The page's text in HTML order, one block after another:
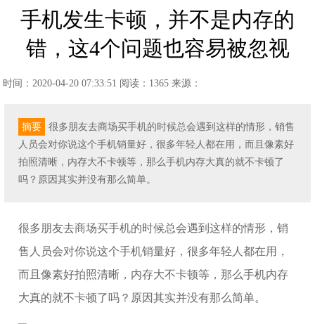
手机发生卡顿，并不是内存的
错，这4个问题也容易被忽视
时间：2020-04-20 07:33:51 阅读：1365 来源：
摘要
很多朋友去商场买手机的时候总会遇到这样的情形，销售
人员会对你说这个手机销量好，很多年轻人都在用，而且像素好
拍照清晰，内存大不卡顿等，那么手机内存大真的就不卡顿了
吗？原因其实并没有那么简单。
很多朋友去商场买手机的时候总会遇到这样的情形，销
售人员会对你说这个手机销量好，很多年轻人都在用，
而且像素好拍照清晰，内存大不卡顿等，那么手机内存
大真的就不卡顿了吗？原因其实并没有那么简单。